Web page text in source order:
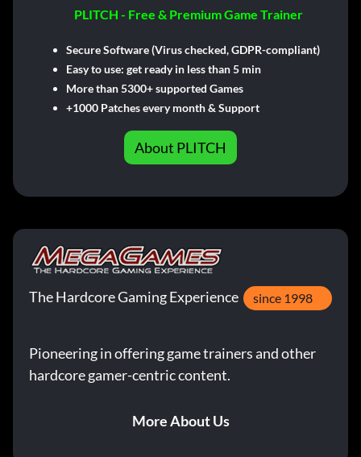
PLITCH - Free & Premium Game Trainer
Secure Software (Virus checked, GDPR-compliant)
Easy to use: get ready in less than 5 min
More than 5300+ supported Games
+1000 Patches every month & Support
About PLITCH
The Hardcore Gaming Experience since 1998
Pioneering in offering game trainers and other
hardcore gamer-centric content.
More About Us